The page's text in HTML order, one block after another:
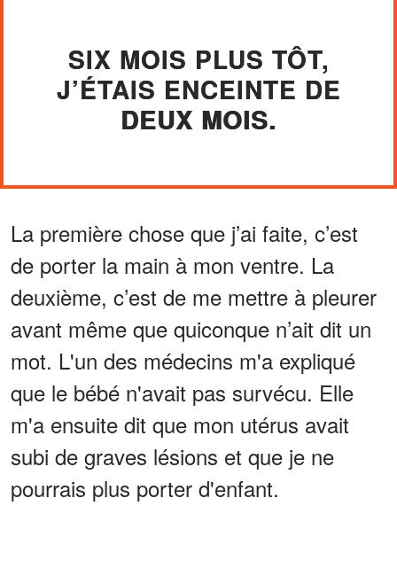
SIX MOIS PLUS TÔT,
J’ÉTAIS ENCEINTE DE
DEUX MOIS.
La première chose que j’ai faite, c’est
de porter la main à mon ventre. La
deuxième, c’est de me mettre à pleurer
avant même que quiconque n’ait dit un
mot. L'un des médecins m'a expliqué
que le bébé n'avait pas survécu. Elle
m'a ensuite dit que mon utérus avait
subi de graves lésions et que je ne
pourrais plus porter d'enfant.